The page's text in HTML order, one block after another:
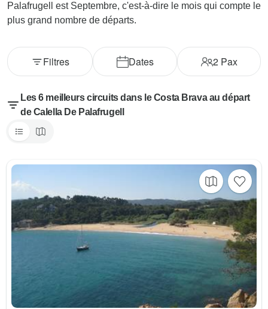
Palafrugell est Septembre, c'est-à-dire le mois qui compte le
plus grand nombre de départs.
Dates 2Pax
Filtres
Les 6 meilleurs circuits dans le Costa Brava au départ
de Calella De Palafrugell